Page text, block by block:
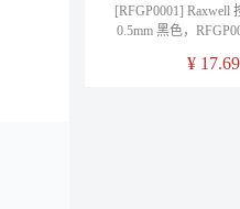
[RFGP0001] Raxwell
0.5mm 黑色，
¥ 17.69